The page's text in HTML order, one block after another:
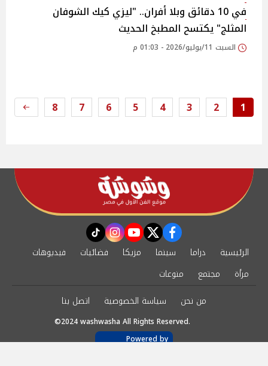
في 10 دقائق وبلا أفران.. "ليزي كيك الشوفان
المثلج" يكتسح المطبخ الحديث
السبت 11/يوليو/2026 - 01:03 م
1
2
3
4
5
6
7
8
facebook
twitter
youtube
instagram
tiktok
الرئيسية دراما سينما مزيكا فضائيات
فيديوهات
مرأة
مجتمع
منوعات
من نحن
سياسة الخصوصية اتصل بنا
©2024 washwasha All Rights Reserved.
Powered by